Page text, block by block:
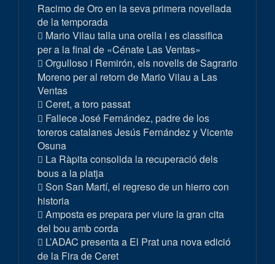
Racimo de Oro en la seva primera novellada
de la temporada
Mario Vilau talla una orella i es classifica
per a la final de «Cénate Las Ventas»
Orgulloso i Remirón, els novells de Sagrario
Moreno per al retorn de Mario Vilau a Las
Ventas
Ceret, a toro passat
Fallece José Fernández, padre de los
toreros catalanes Jesús Fernández y Vicente
Osuna
La Ràpita consolida la recuperació dels
bous a la platja
Son San Martí, el regreso de un hierro con
historia
Amposta es prepara per viure la gran cita
del bou amb corda
L’ADAC presenta a El Prat una nova edició
de la Fira de Ceret